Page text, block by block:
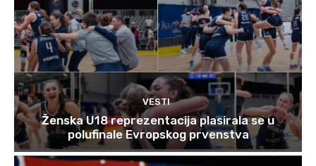
VESTI
Ženska U18 reprezentacija plasirala se u
polufinale Evropskog prvenstva